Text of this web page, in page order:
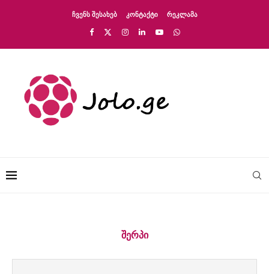
ᲩᲕᲔᲜᲡ ᲨᲔᲡᲐᲮᲔᲑ ᲙᲝᲜᲢᲐᲥᲢᲘ ᲠᲔᲙᲚᲐᲛᲐ
ᲨᲔᲠᲞᲘ